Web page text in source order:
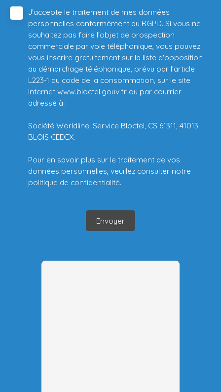
J'accepte le traitement de mes données
personnelles conformément au RGPD. Si vous ne
souhaitez pas faire l'objet de prospection
commerciale par voie téléphonique, vous pouvez
vous inscrire gratuitement sur la liste d'opposition
au démarchage téléphonique, prévu par l'article
L223-1 du code de la consommation, sur le site
Internet www.bloctel.gouv.fr ou par courrier
adressé à :
Société Worldline, Service Bloctel, CS 61311, 41013
BLOIS CEDEX.
Pour en savoir plus sur le traitement de vos
données personnelles, veuillez consulter notre
politique de confidentialité.
Envoyer